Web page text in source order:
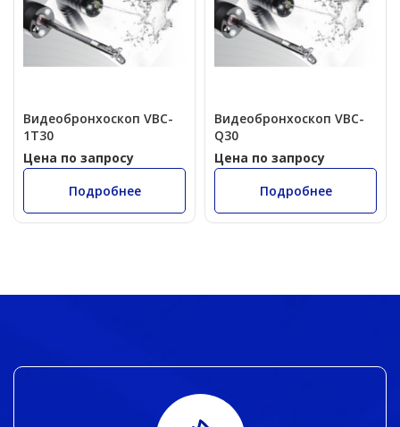
Видеобронхоскоп VBC-
1T30
Цена по запросу
Подробнее
Видеобронхоскоп VBC-
Q30
Цена по запросу
Подробнее